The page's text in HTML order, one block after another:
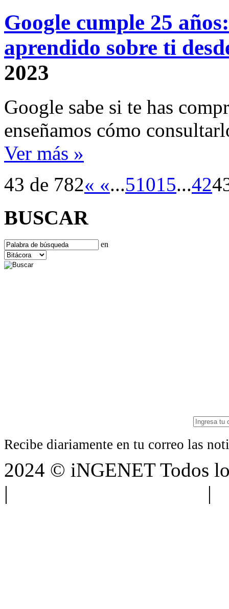
Google cumple 25
aprendido sobre ti
2023
Google sabe si te has
enseñamos cómo
Ver más »
43 de 782« «...51015...42
BUSCAR
en
Recibe diariamente en tu correo las
2024 © iNGENET Todos
|
|